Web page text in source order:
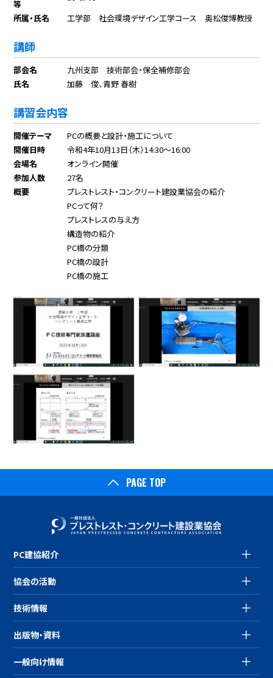
等
所属・氏名
工学部 社会環境デザイン工学コース 奥松俊博教授
講師
部会名
九州支部 技術部会・保全補修部会
氏名
加藤 俊、青野 春樹
講習会内容
開催テーマ
PCの概要と設計・施工について
開催日時
令和4年10月13日（木）14:30～16:00
会場名
オンライン開催
参加人数
27名
概要
プレストレスト・コンクリート建設業協会の紹介
PCって何？
プレストレスの与え方
構造物の紹介
PC橋の分類
PC橋の設計
PC橋の施工
PAGE TOP
PC建協紹介
協会の活動
技術情報
出版物・資料
一般向け情報